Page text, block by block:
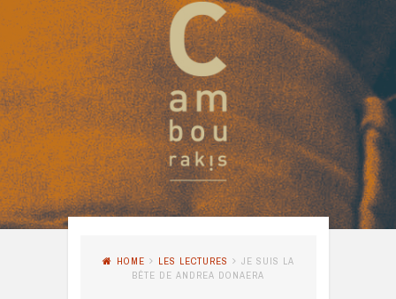
HOME LES LECTURES
JE SUIS LA
BÊTE DE ANDREA DONAERA